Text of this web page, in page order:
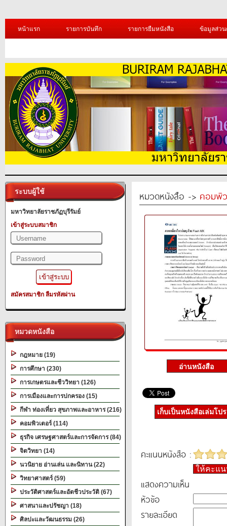
หน้าแรก รายการบันทึก รายการยืมหนังสือ ข้อมูลส่ว
ระบบผู้ใช้
มหาวิทยาลัยราชภัฏบุรีรัมย์
เข้าสู่ระบบสมาชิก
สมัครสมาชิก ลืมรหัสผ่าน
หมวดหนังสือ
กฎหมาย (19)
การศึกษา (230)
การเกษตรและชีววิทยา (126)
การเมืองและการปกครอง (15)
กีฬา ท่องเที่ยว สุขภาพและอาหาร (216)
คอมพิวเตอร์ (114)
ธุรกิจ เศรษฐศาสตร์และการจัดการ (84)
จิตวิทยา (14)
นวนิยาย อ่านเล่น และนิทาน (22)
วิทยาศาสตร์ (59)
ประวัติศาสตร์และอัตชีวประวัติ (67)
ศาสนาและปรัชญา (18)
ศิลปะและวัฒนธรรม (26)
หมวดหนังสือ -> คอมพิ
เก็บเป็นหนังสือเล่มโป
คะแนนหนังสือ :
ให้คะแ
แสดงความเห็น
หัวข้อ
รายละเอียด